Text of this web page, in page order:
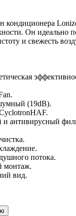
кондиционера
Он идеально
и свежесть
(19dB).
антивирусный
потока.
монтаж.
вид.